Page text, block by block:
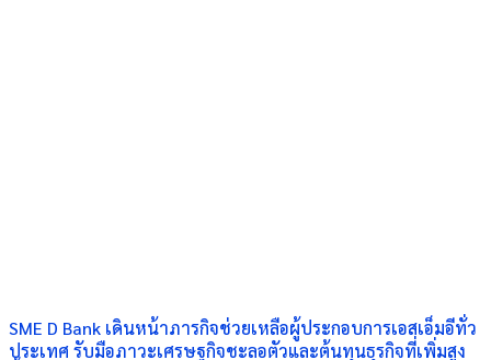
SME D Bank เดินหน้าภารกิจช่วยเหลือผู้ประกอบการเอสเอ็มอีทั่ว
ประเทศ รับมือภาวะเศรษฐกิจชะลอตัวและต้นทุนธุรกิจที่เพิ่มสูง